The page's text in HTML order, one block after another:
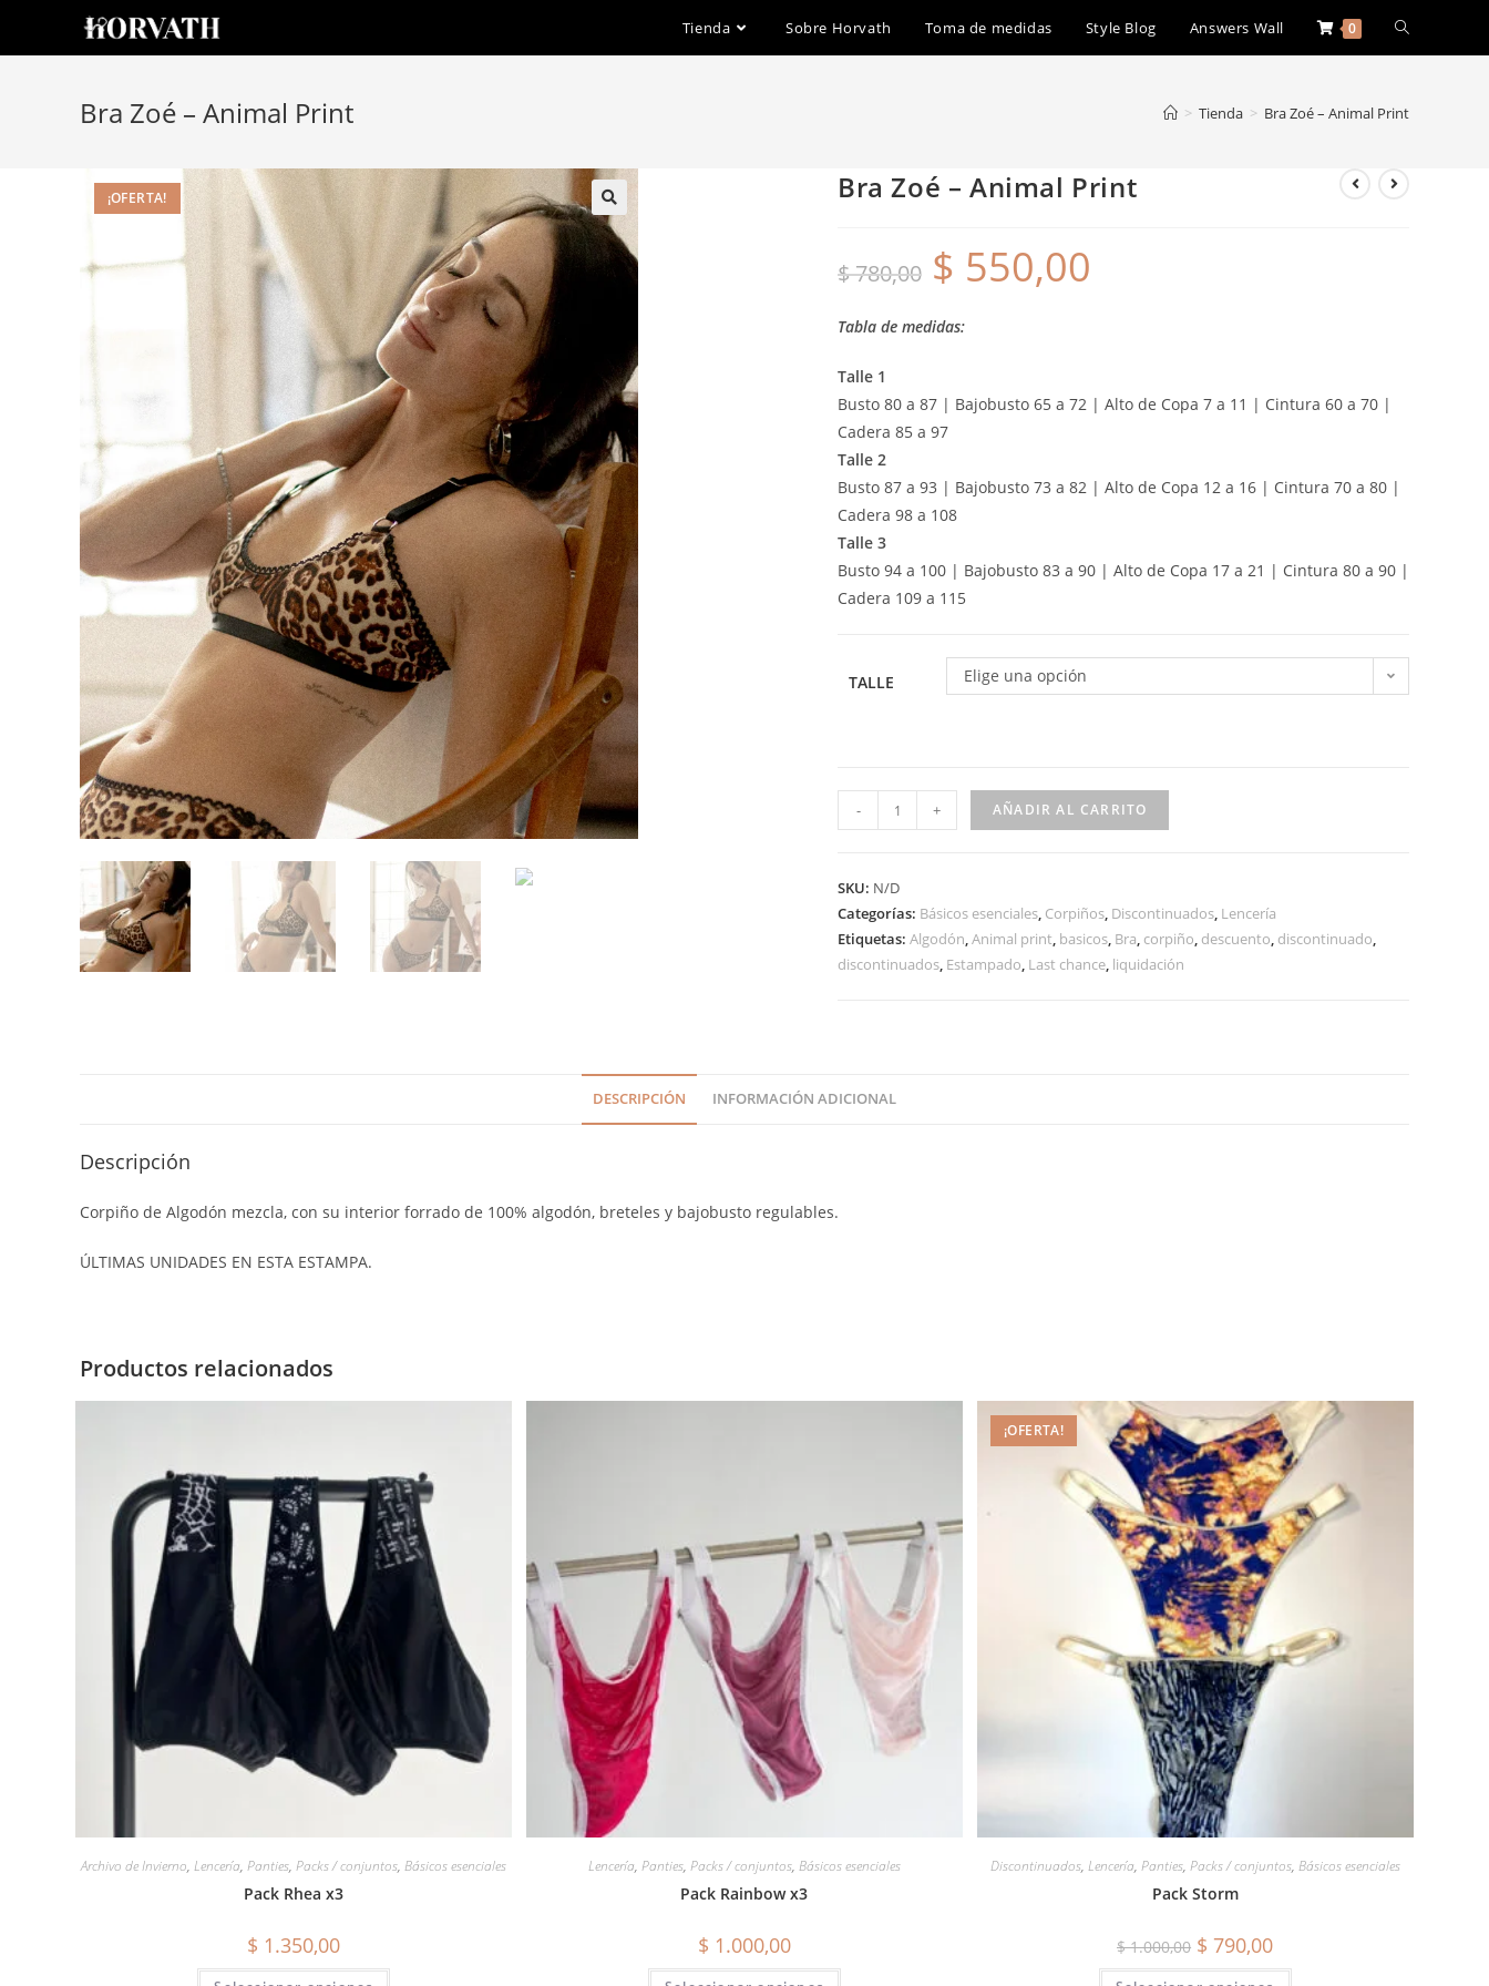
Tienda Sobre Horvath Toma de medidas Style Blog Answers Wall 0
Bra Zoé – Animal Print > Tienda > Bra Zoé – Animal Print
¡OFERTA! Bra Zoé – Animal Print
$780,00 $ 550,00
Tabla de medidas:
Talle 1
Busto 80 a 87 | Bajobusto 65 a 72 | Alto de Copa 7 a 11 | Cintura 60 a 70 |
Cadera 85 a 97
Talle 2
Busto 87 a 93 | Bajobusto 73 a 82 | Alto de Copa 12 a 16 | Cintura 70 a 80 |
Cadera 98 a 108
Talle 3
Busto 94 a 100 | Bajobusto 83 a 90 | Alto de Copa 17 a 21 | Cintura 80 a 90 |
Cadera 109 a 115
TALLE Elige una opción
- + AÑADIR AL CARRITO
SKU: N/D
Categorías: Básicos esenciales, Corpiños, Discontinuados, Lencería
Etiquetas: Algodón,Animal print, basicos, Bra, corpiño, descuento, discontinuado,
discontinuados, Estampado, Last chance, liquidación
DESCRIPCIÓN INFORMACIÓN ADICIONAL
Descripción
Corpiño de Algodón mezcla, con su interior forrado de 100% algodón, breteles y bajobusto regulables.
ÚLTIMAS UNIDADES EN ESTA ESTAMPA.
Productos relacionados
Archivo de Invierno,Lencería,Panties,Packs / conjuntos,Básicos esenciales
Pack Rhea x3
$ 1.350,00
Lencería, Panties, Packs / conjuntos, Básicos esenciales
Pack Rainbow x3
$ 1.000,00
¡OFERTA!
Discontinuados, Lencería, Panties, Packs / conjuntos, Básicos esenciales
Pack Storm
$1.000,00 $ 790,00